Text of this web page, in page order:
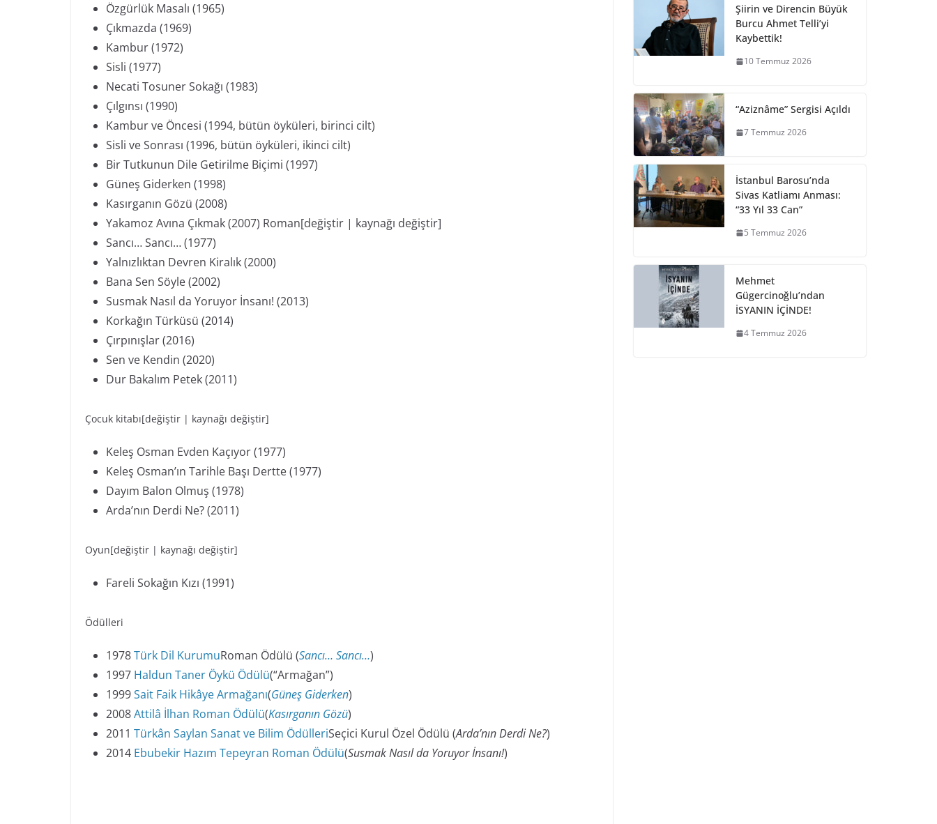
Özgürlük Masalı (1965)
Çıkmazda (1969)
Kambur (1972)
Sisli (1977)
Necati Tosuner Sokağı (1983)
Çılgınsı (1990)
Kambur ve Öncesi (1994, bütün öyküleri, birinci cilt)
Sisli ve Sonrası (1996, bütün öyküleri, ikinci cilt)
Bir Tutkunun Dile Getirilme Biçimi (1997)
Güneş Giderken (1998)
Kasırganın Gözü (2008)
Yakamoz Avına Çıkmak (2007) Roman[değiştir | kaynağı değiştir]
Sancı… Sancı… (1977)
Yalnızlıktan Devren Kiralık (2000)
Bana Sen Söyle (2002)
Susmak Nasıl da Yoruyor İnsanı! (2013)
Korkağın Türküsü (2014)
Çırpınışlar (2016)
Sen ve Kendin (2020)
Dur Bakalım Petek (2011)
Çocuk kitabı[değiştir | kaynağı değiştir]
Keleş Osman Evden Kaçıyor (1977)
Keleş Osman’ın Tarihle Başı Dertte (1977)
Dayım Balon Olmuş (1978)
Arda’nın Derdi Ne? (2011)
Oyun[değiştir | kaynağı değiştir]
Fareli Sokağın Kızı (1991)
Ödülleri
1978Türk Dil KurumuRoman Ödülü (Sancı… Sancı…)
1997 Haldun Taner Öykü Ödülü(“Armağan”)
1999Sait Faik Hikâye Armağanı(Güneş Giderken)
2008Attilâ İlhan Roman Ödülü(Kasırganın Gözü)
2011 Türkân Saylan Sanat ve Bilim ÖdülleriSeçici Kurul Özel Ödülü (Arda’nın Derdi Ne?)
2014 Ebubekir Hazım Tepeyran Roman Ödülü(Susmak Nasıl da Yoruyor İnsanı!)
Şiirin ve Direncin Büyük
Burcu Ahmet Telli’yi
Kaybettik!
10 Temmuz 2026
“Aziznâme” Sergisi Açıldı
7 Temmuz 2026
İstanbul Barosu’nda
Sivas Katliamı Anması:
“33 Yıl 33 Can”
5 Temmuz 2026
Mehmet
Gügercinoğlu’ndan
İSYANIN İÇİNDE!
4 Temmuz 2026